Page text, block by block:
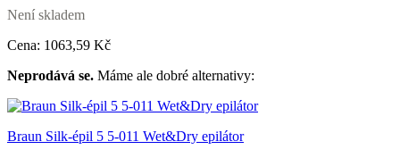
Není skladem
Cena: 1063,59 Kč
Neprodává se. Máme ale dobré alternativy:
Braun Silk-épil 5 5-011 Wet&Dry epilátor